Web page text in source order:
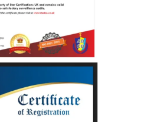
서 인정
증제도로
써, 글로
벌 시장
에서 신
뢰성이
높은 인
증 기준
으로 자